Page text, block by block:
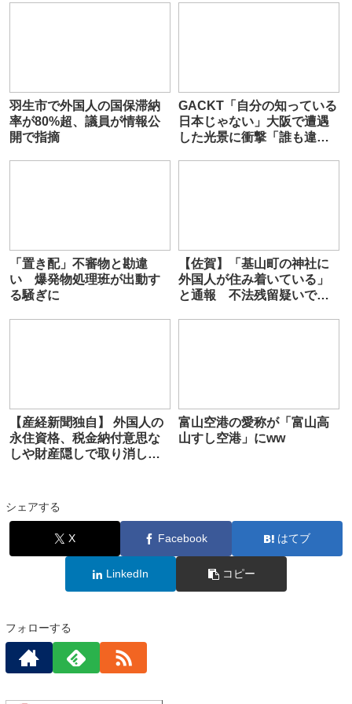
羽生市で外国人の国保滞納
率が80%超、議員が情報公
開で指摘
GACKT「自分の知っている
日本じゃない」大阪で遭遇
した光景に衝撃「誰も違和
「置き配」不審物と勘違
い 爆発物処理班が出動す
る騒ぎに
【佐賀】「基山町の神社に
外国人が住み着いている」
と通報 不法残留疑いでネ
【産経新聞独自】 外国人の
永住資格、税金納付意思な
しや財産隠しで取り消し
富山空港の愛称が「富山高
山すし空港」にww
シェアする
X Facebook はてブ
LinkedIn コピー
フォローする